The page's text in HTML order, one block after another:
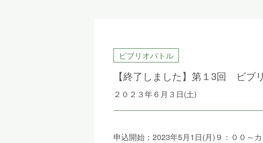
ビブリオバトル
【終了しました】第１3回 ビブ
２０２３年６月３日(土)
申込開始：2023年5月1日(月)９：００～